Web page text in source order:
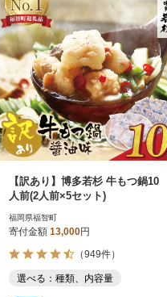
【訳あり】博多若杉 牛もつ鍋10
人前(2人前×5セット)
福岡県福智町
寄付金額 13,000円
（949件）
選べる：種類、内容量